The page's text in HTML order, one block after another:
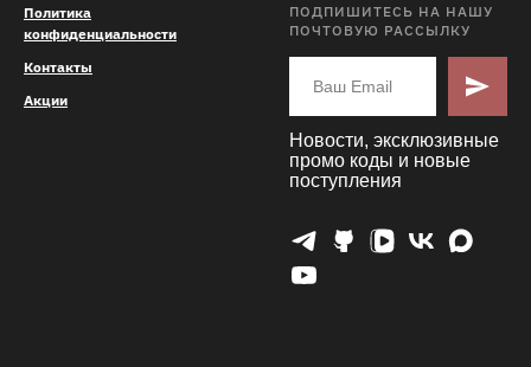
Политика
конфиденциальности
Контакты
Акции
ПОДПИШИТЕСЬ НА НАШУ
ПОЧТОВУЮ РАССЫЛКУ
Новости, эксклюзивные
промо коды и новые
поступления